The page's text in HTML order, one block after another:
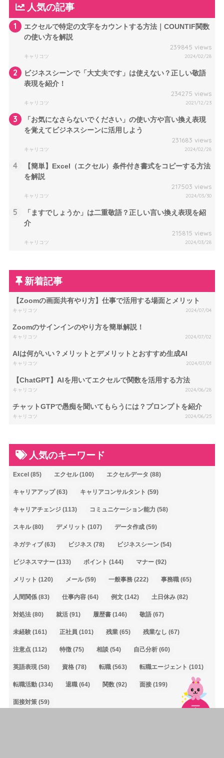
人気の記事
1
エクセルで特定の文字をカウントする方法｜COUNTIF関数
の使い方を解説
239845 views
キャリコツ 2024/02/28
2
ビジネスシーンで「大丈夫です」は使えない？正しい敬語
表現を紹介！
234275 views
キャリコツ 2021/12/23
3
「お気になさらないでください」の使い方や言い換え表現
を覚えてビジネスシーンに活用しよう
231683 views
キャリコツ 2024/02/28
4
【簡単】Excel（エクセル）条件付き書式をコピーする方法
を解説
217503 views
キャリコツ 2024/03/30
5
「ますでしょうか」は二重敬語？正しい言い換え表現を紹
介
215815 views
キャリコツ 2024/03/28
新着記事
【Zoomの画面共有やり方】仕事で活用する場面とメリット
キャリコツ 2024/07/04
Zoomのサインインのやり方を簡単解説！
キャリコツ 2024/07/02
AIは何がいい？メリットとデメリットとおすすめ生成AI
キャリコツ 2024/07/01
【ChatGPT】AIを用いてエクセルで関数を活用する方法
キャリコツ 2024/06/28
チャットGTPで愚痴を聞いてもらうには？プロンプトを紹介
キャリコツ 2024/06/25
人気のキーワード
Excel (85) エクセル(100) エクセルデータ (88)
キャリアアップ(63) キャリアコンサルタント (59)
キャリアチェンジ(113) コミュニケーション能力 (58)
スキル(80) デメリット (107) データ作成(59)
ネガティブ(63) ビジネス (78) ビジネスシーン(54)
ビジネスマナー(133) ポイント (144) マナー(92)
メリット (120) メール(59) 一般事務(222) 事務職(65)
人間関係(83) 仕事内容(64) 例文(142) 土日休み(82)
対処法(80) 就活(91) 履歴書(146) 敬語(67)
未経験(161) 正社員 (101) 残業(65) 残業なし (67)
注意点(112) 特徴(75) 相談(54) 自己分析(60)
英語表現(58) 資格(78) 転職(563) 転職エージェント (101)
転職活動(334) 退職(64) 関数(92) 面接(199)
面接対策(59)